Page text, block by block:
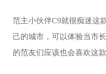
范主小伙伴C9就很痴迷这
己的城市，可以体验当市
的范友们应该也会喜欢这